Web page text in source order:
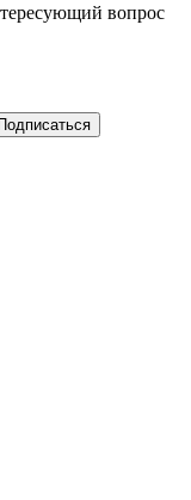
вопрос
Подписаться